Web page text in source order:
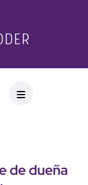
de dueña